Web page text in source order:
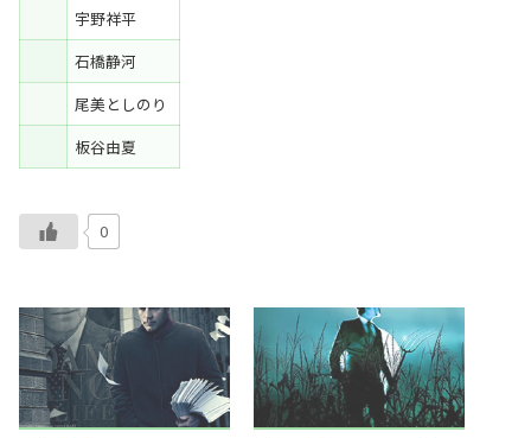
宇野祥平
石橋静河
尾美としのり
板谷由夏
0